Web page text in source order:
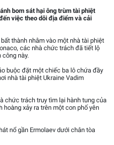
bom sát hại ông trùm tài phiệt
việc theo dõi địa điểm và cải
thành nhằm vào một nhà tài phiệt
các nhà chức trách đã tiết lộ
này.
buộc đặt một chiếc ba lô chứa đầy
nhà tài phiệt Ukraine Vadim
chức trách truy tìm lại hành tung của
xảy ra trên một con phố yên
nổ gần Ermolaev dưới chân tòa